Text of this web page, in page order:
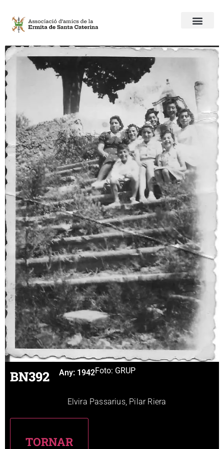
BN392 Any: 1942Foto: GRUP
Elvira Passarius, Pilar Riera